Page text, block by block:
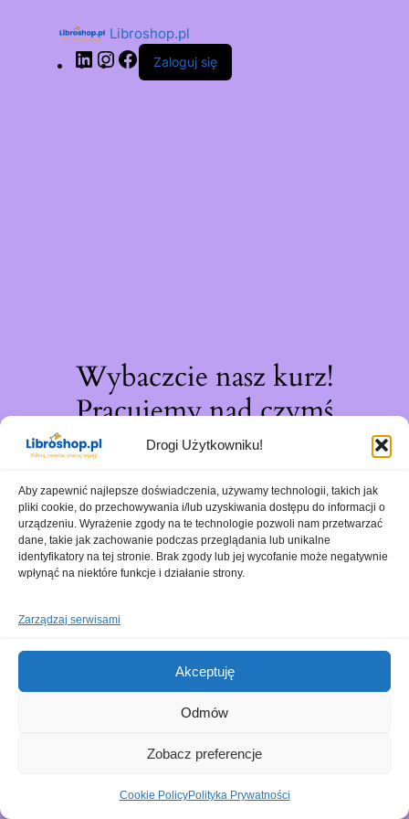
Drogi Użytkowniku!
Aby zapewnić najlepsze doświadczenia, używamy technologii, takich jak
pliki cookie, do przechowywania i/lub uzyskiwania dostępu do informacji o
urządzeniu. Wyrażenie zgody na te technologie pozwoli nam przetwarzać
dane, takie jak zachowanie podczas przeglądania lub unikalne
identyfikatory na tej stronie. Brak zgody lub jej wycofanie może negatywnie
wpłynąć na niektóre funkcje i działanie strony.
Zarządzaj serwisami
Akceptuję
Odmów
Zobacz preferencje
Cookie PolicyPolityka Prywatności
Libroshop.pl
Zaloguj się
Wybaczcie nasz kurz!
Pracujemy nad czymś
niesamowitym – sprawdź
wkrótce!